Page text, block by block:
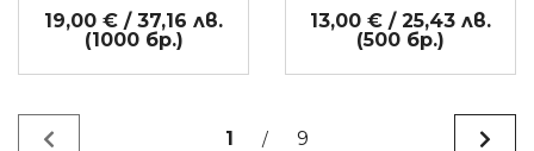
19,00 € / 37,16 лв.
(1000 бр.)
13,00 € / 25,43 лв.
(500 бр.)
1 / 9